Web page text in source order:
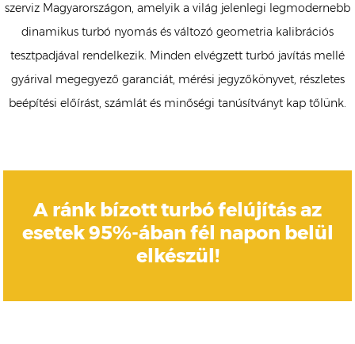
szerviz Magyarországon, amelyik a világ jelenlegi legmodernebb
dinamikus turbó nyomás és változó geometria kalibrációs
tesztpadjával rendelkezik. Minden elvégzett turbó javítás mellé
gyárival megegyező garanciát, mérési jegyzőkönyvet, részletes
beépítési előírást, számlát és minőségi tanúsítványt kap tőlünk.
A ránk bízott turbó felújítás az
esetek 95%-ában fél napon belül
elkészül!